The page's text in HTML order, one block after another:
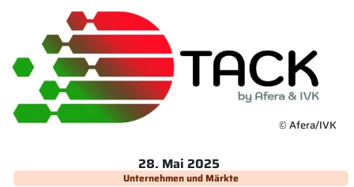
© Afera/IVK
28. Mai 2025
Unternehmen und Märkte